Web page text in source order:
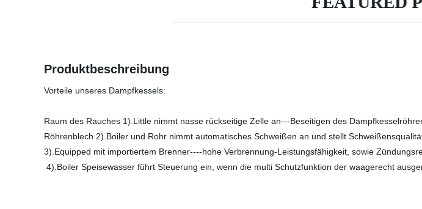
Produktbeschreibung
Vorteile unseres Dampfkessels:
Raum des Rauches 1).Little nimmt nasse rückseitige Zelle an---Beseitigen des
Röhrenblech 2).Boiler und Rohr nimmt automatisches Schweißen an und stellt
3).Equipped mit importiertem Brenner----hohe Verbrennung-Leistungsfähigkeit, sowie
4).Boiler Speisewasser führt Steuerung ein, wenn die multi Schutzfunktion der waagerecht